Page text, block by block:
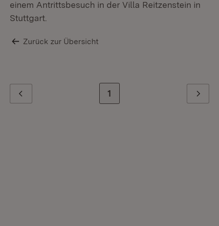
einem Antrittsbesuch in der Villa Reitzenstein in
Stuttgart.
Zurück zur Übersicht
Zur letzten Seite
1 Weiter